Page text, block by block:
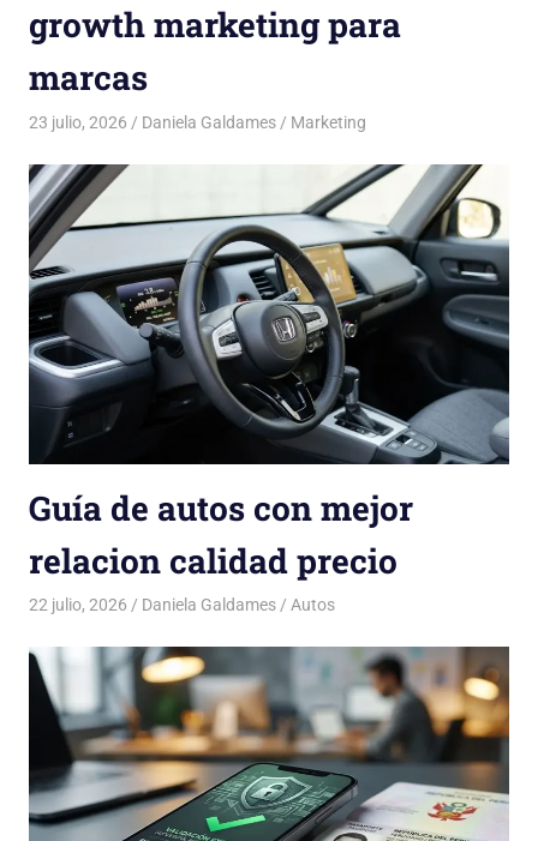
growth marketing para
marcas
23 julio, 2026 Daniela Galdames Marketing
Guía de autos con mejor
relacion calidad precio
22 julio, 2026 Daniela Galdames Autos